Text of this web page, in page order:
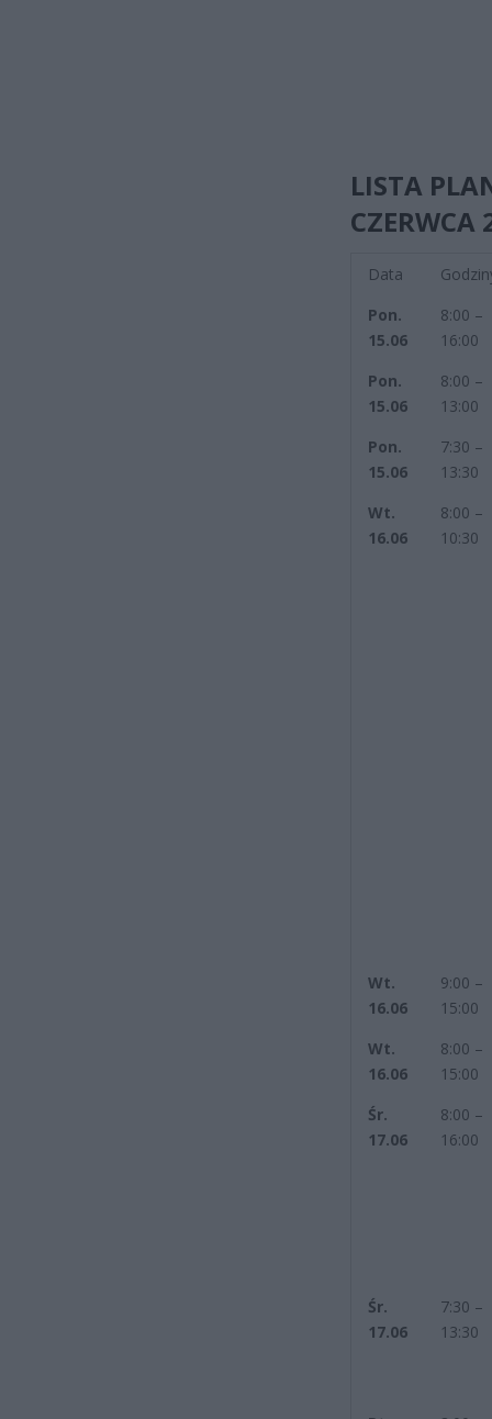
LISTA
CZERWCA
Data
Pon.
15.06
8:00 –
16:00
Pon.
15.06
8:00 –
13:00
Pon.
15.06
7:30 –
13:30
Wt.
16.06
8:00 –
10:30
Wt.
16.06
9:00 –
15:00
Wt.
16.06
8:00 –
15:00
Śr.
17.06
8:00 –
16:00
Śr.
17.06
7:30 –
13:30